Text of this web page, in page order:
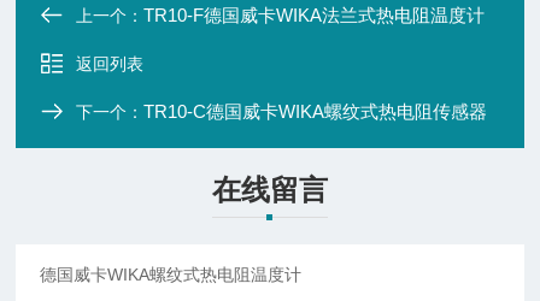
上一个：TR10-F德国威卡WIKA法兰式热电阻温度计
返回列表
下一个：TR10-C德国威卡WIKA螺纹式热电阻传感器
在线留言